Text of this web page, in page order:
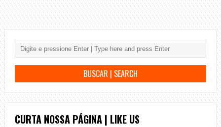
CURTA NOSSA PÁGINA | LIKE US